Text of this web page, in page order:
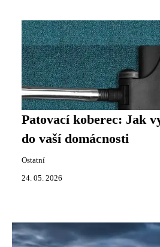
Patovací koberec: Jak
do vaší domácnosti
Ostatní
24. 05. 2026